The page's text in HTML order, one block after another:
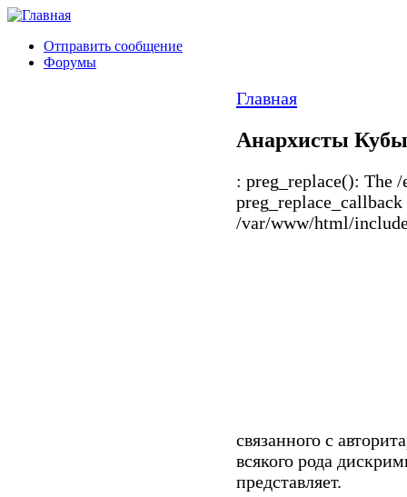
Отправить сообщение
Форумы
Главная
Анархисты
: preg_replace(): The
/var/www/html/
связанного с
всякого рода
представляет.